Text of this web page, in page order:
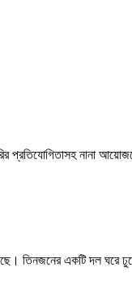
প্রতিযোগিতাসহ নানা
তিনজনের একটি দল